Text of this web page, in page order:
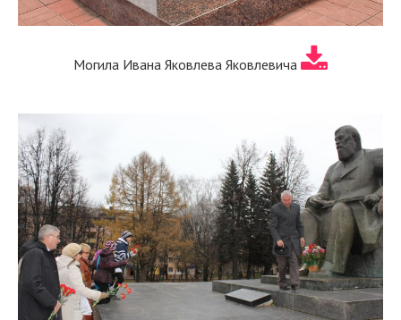
Могила Ивана Яковлева Яковлевича